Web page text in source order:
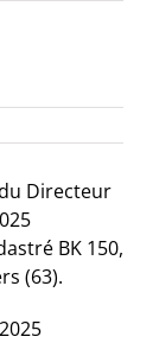
Directeur
BK 150,
(63).